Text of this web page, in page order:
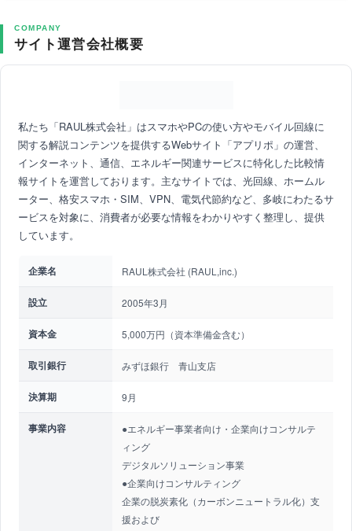
COMPANY
サイト運営会社概要
私たち「RAUL株式会社」はスマホやPCの使い方やモバイル回線に
関する解説コンテンツを提供するWebサイト「アプリポ」の運営、
インターネット、通信、エネルギー関連サービスに特化した比較情
報サイトを運営しております。主なサイトでは、光回線、ホームル
ーター、格安スマホ・SIM、VPN、電気代節約など、多岐にわたるサ
ービスを対象に、消費者が必要な情報をわかりやすく整理し、提供
しています。
企業名 RAUL株式会社 (RAUL,inc.)
設立 2005年3月
資本金 5,000万円（資本準備金含む）
取引銀行 みずほ銀行 青山支店
決算期 9月
事業内容
●エネルギー事業者向け・企業向けコンサルテ
ィング
デジタルソリューション事業
●企業向けコンサルティング
企業の脱炭素化（カーボンニュートラル化）支
援および